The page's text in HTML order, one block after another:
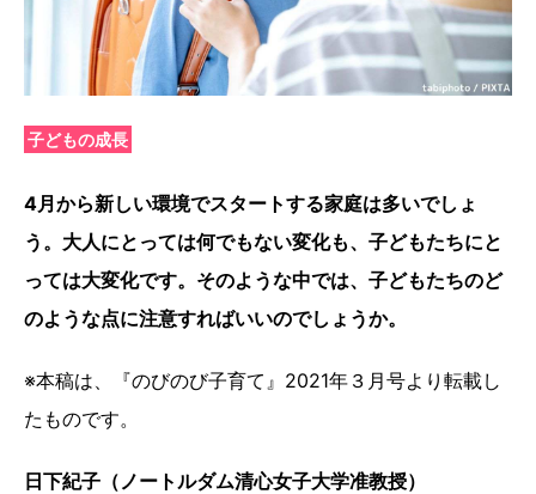
子どもの成長
4月から新しい環境でスタートする家庭は多いでしょ
う。大人にとっては何でもない変化も、子どもたちにと
っては大変化です。そのような中では、子どもたちのど
のような点に注意すればいいのでしょうか。
※本稿は、『のびのび子育て』2021年３月号より転載し
たものです。
日下紀子（ノートルダム清心女子大学准教授）